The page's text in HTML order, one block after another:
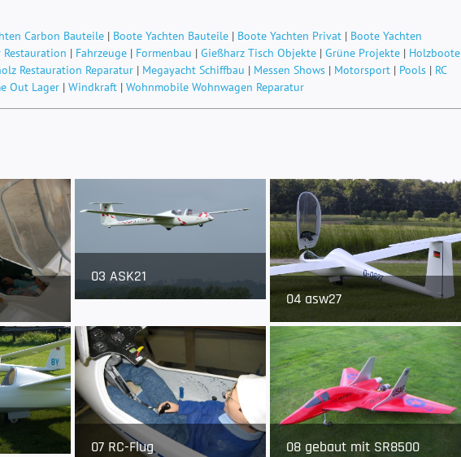
Carbon Bauteile | Boote Yachten Bauteile | Boote Yachten Privat | Boote Yachten
Restauration | Fahrzeuge | Formenbau | Gießharz Tisch Objekte | Grüne Projekte | Holzboote
Restauration Reparatur | Megayacht Schiffbau | Messen Shows | Motorsport | Pools | RC
Out Lager | Windkraft | Wohnmobile Wohnwagen Reparatur
03 ASK21
04 asw27
07 RC-Flug
08 gebaut mit SR8500